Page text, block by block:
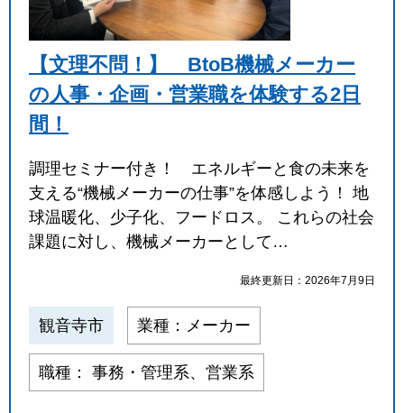
【文理不問！】 BtoB機械メーカー
の人事・企画・営業職を体験する2日
間！
調理セミナー付き！ エネルギーと食の未来を
支える“機械メーカーの仕事”を体感しよう！ 地
球温暖化、少子化、フードロス。 これらの社会
課題に対し、機械メーカーとして…
最終更新日：2026年7月9日
観音寺市 業種：メーカー
職種： 事務・管理系、営業系